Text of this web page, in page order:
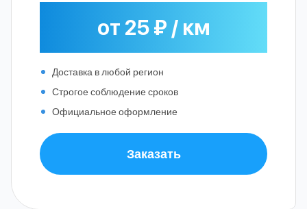
от 25 ₽ / км
Доставка в любой регион
Строгое соблюдение сроков
Официальное оформление
Заказать